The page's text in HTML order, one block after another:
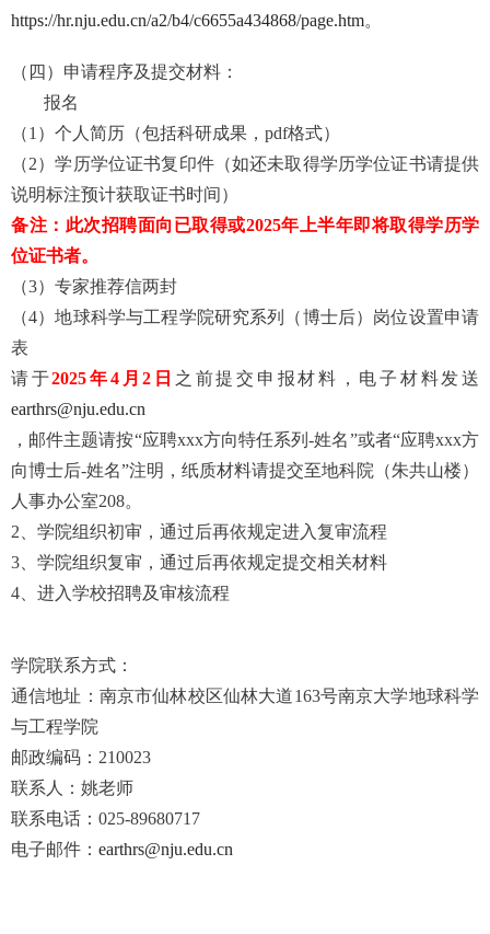
https://hr.nju.edu.cn/a2/b4/c6655a434868/page.htm。
（四）申请程序及提交材料：
报名
（1 ）个人简历（包括科研成果， pdf格式）
（2）学历学位证书复印件（如还未取得学历学位证书请提供
说明标注预计获取证书时间）
备注：此次招聘面向已取得或2025年上半年即将取得学历学
位证书者。
（3）专家推荐信两封
（4）地球科学与工程学院研究系列（博士后）岗位设置申请
表
请于2025年4月2 日 之前提交申报材料，电子材料发送
earthrs@nju.edu.cn
，邮件主题请按“应聘xxx方向特任系列-姓名”或者“应聘xxx方
向博士后-姓名”注明，纸质材料请提交至地科院（朱共山楼）
人事办公室208。
2 、学院组织初审，通过后再依规定进入复审流程
3 、学院组织复审，通过后再依规定提交相关材料
4 、进入学校招聘及审核流程
学院联系方式：
通信地址：南京市仙林校区仙林大道163号南京大学地球科学
与工程学院
邮政编码： 210023
联系人：姚老师
联系电话： 025-89680717
电子邮件： earthrs@nju.edu.cn